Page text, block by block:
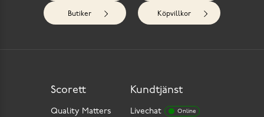
Butiker Köpvillkor
Kundtjänst
Livechat Online
Scorett
Quality Matters